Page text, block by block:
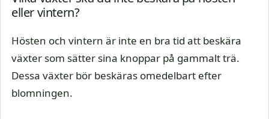
eller vintern?
Hösten och vintern är inte en bra tid att beskära
växter som sätter sina knoppar på gammalt trä.
Dessa växter bör beskäras omedelbart efter
blomningen.